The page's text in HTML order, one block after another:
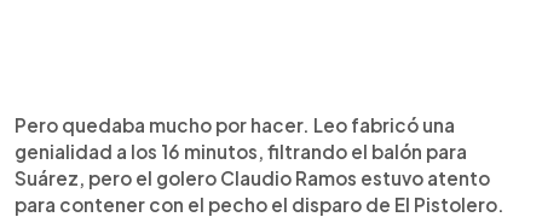
Pero quedaba mucho por hacer. Leo fabricó una
genialidad a los 16 minutos, filtrando el balón para
Suárez, pero el golero Claudio Ramos estuvo atento
para contener con el pecho el disparo de El Pistolero.